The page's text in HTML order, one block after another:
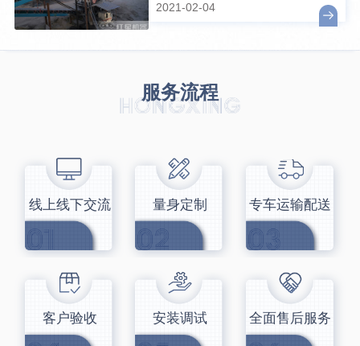
2021-02-04
服务流程
线上线下交流 量身定制 专车运输配送
客户验收 安装调试 全面售后服务